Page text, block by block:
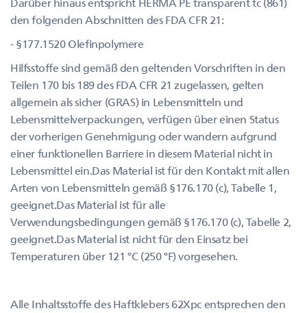
den folgenden Abschnitten des FDA CFR 21:
- §177.1520 Olefinpolymere
Hilfsstoffe sind gemäß den geltenden Vorschriften in den
Teilen 170 bis 189 des FDA CFR 21 zugelassen, gelten
allgemein als sicher (GRAS) in Lebensmitteln und
Lebensmittelverpackungen, verfügen über einen Status
der vorherigen Genehmigung oder wandern aufgrund
einer funktionellen Barriere in diesem Material nicht in
Lebensmittel ein.Das Material ist für den Kontakt mit allen
Arten von Lebensmitteln gemäß §176.170 (c), Tabelle 1,
geeignet.Das Material ist für alle
Verwendungsbedingungen gemäß §176.170 (c), Tabelle 2,
geeignet.Das Material ist nicht für den Einsatz bei
Temperaturen über 121 °C (250 °F) vorgesehen.
Alle Inhaltsstoffe des Haftklebers 62Xpc entsprechen den